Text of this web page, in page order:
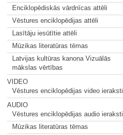
Enciklopēdiskās vārdnīcas attēli
Vēstures enciklopēdijas attēli
Lasītāju iesūtītie attēli
Mūzikas literatūras tēmas
Latvijas kultūras kanona Vizuālās
mākslas vērtības
VIDEO
Vēstures enciklopēdijas video ieraksti
AUDIO
Vēstures enciklopēdijas audio ieraksti
Mūzikas literatūras tēmas